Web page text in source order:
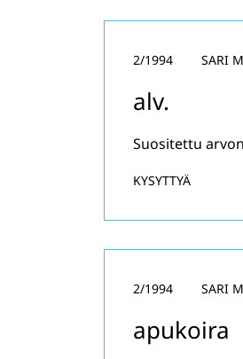
alv.
2/1994 SARI
Suositettu
KYSYTTYÄ
apukoira
2/1994 SARI